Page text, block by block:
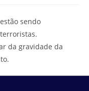
estão sendo
da gravidade da